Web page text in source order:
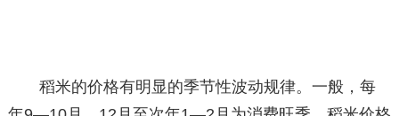
稻米的价格有明显的季节性波动规律。一般，每